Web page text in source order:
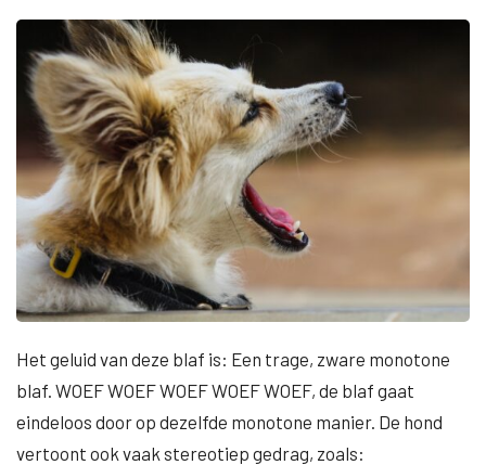
Het geluid van deze blaf is: Een trage, zware monotone
blaf. WOEF WOEF WOEF WOEF WOEF, de blaf gaat
eindeloos door op dezelfde monotone manier. De hond
vertoont ook vaak stereotiep gedrag, zoals: